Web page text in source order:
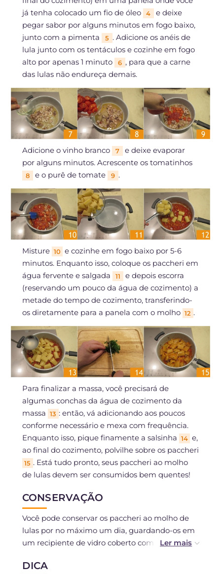
já tenha colocado um fio de óleo
4
e deixe
pegar sabor por alguns minutos em fogo baixo,
junto com a pimenta
5 . Adicione os anéis de
lula junto com os tentáculos e cozinhe em fogo
alto por apenas 1 minuto
6 , para que a carne
das lulas não endureça demais.
Adicione o vinho branco 7
e deixe evaporar
por alguns minutos. Acrescente os tomatinhos
8 e o purê de tomate 9 .
Misture 10 e cozinhe em fogo baixo por 5-6
minutos. Enquanto isso, coloque os paccheri em
água fervente e salgada
11
e depois escorra
(reservando um pouco da água de cozimento) a
metade do tempo de cozimento, transferindo-
os diretamente para a panela com o molho 12 .
Para finalizar a massa, você precisará de
algumas conchas da água de cozimento da
massa 13 : então, vá adicionando aos poucos
conforme necessário e mexa com frequência.
Enquanto isso, pique finamente a salsinha 14 e,
ao final do cozimento, polvilhe sobre os paccheri
15 . Está tudo pronto, seus paccheri ao molho
de lulas devem ser consumidos bem quentes!
CONSERVAÇÃO
Você pode conservar os paccheri ao molho de
lulas por no máximo um dia, guardando-os em
um recipiente de vidro coberto com filme
antecedência e depois cozinhar a massa. Não é
DICA